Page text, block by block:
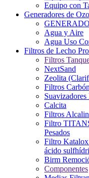
Equipo con
Generadores de
Agua y Aire
Agua Uso
Filtros de Lecho
Filtros
NextSand
Zeolita
Filtros
Calcita
Filtros
Filtro
Pesados
Filtro
ácido
Birm
Componentes